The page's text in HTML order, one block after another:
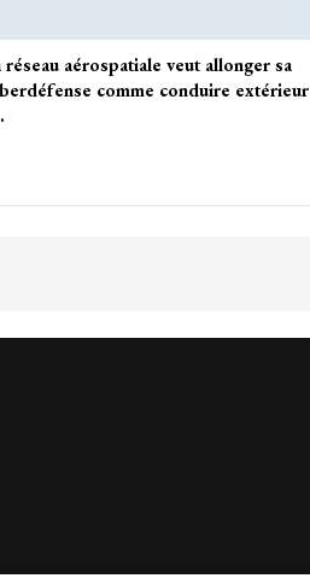
réseau aérospatiale veut allonger sa
comme conduire extérieur